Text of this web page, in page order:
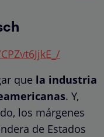
que la industria
. Y,
los márgenes
de Estados